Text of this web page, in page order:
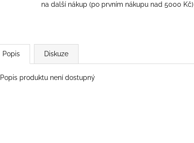
na další nákup (po prvním nákupu nad 5000 Kč)
Popis Diskuze
Popis produktu není dostupný